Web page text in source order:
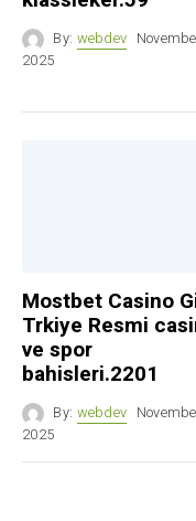
By: webdev
2025
Mostbet Casino
Trkiye Resmi
ve spor
bahisleri.2201
By: webdev
2025